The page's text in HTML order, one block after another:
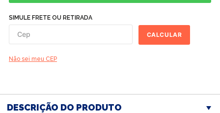
SIMULE FRETE OU RETIRADA
CALCULAR
Não sei meu CEP
DESCRIÇÃO DO PRODUTO